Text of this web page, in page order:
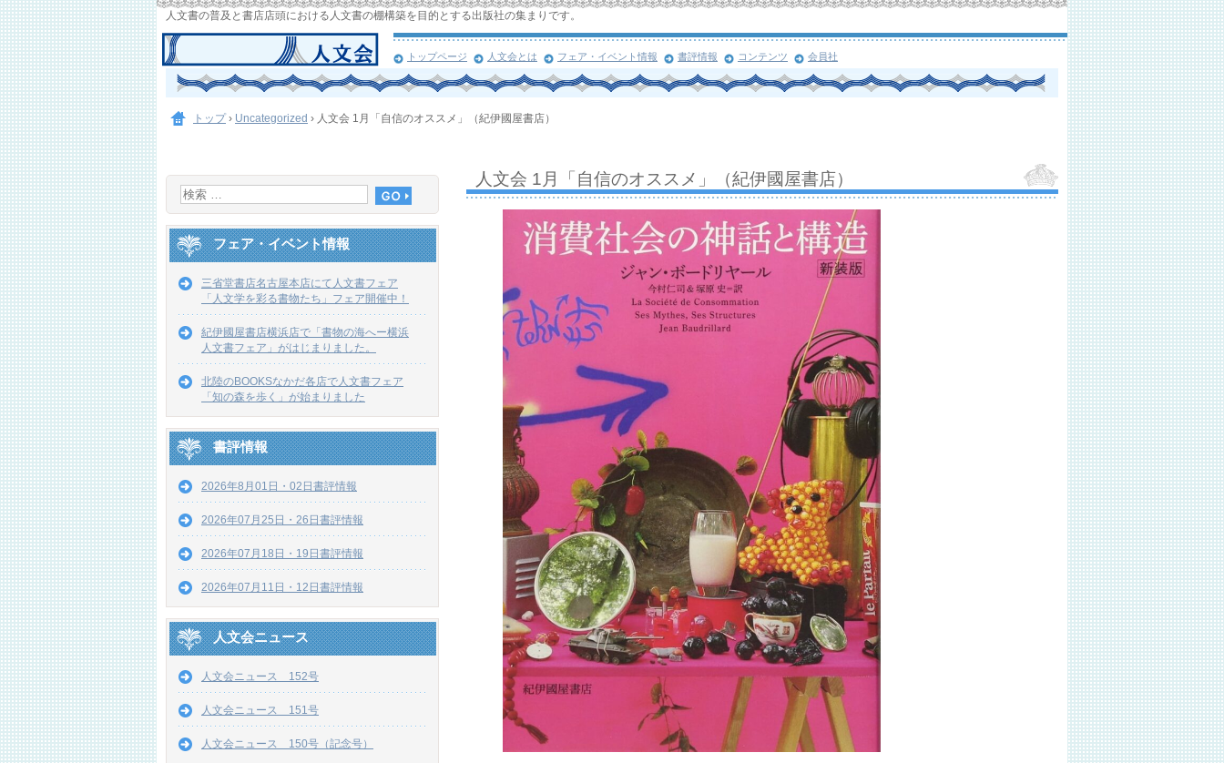
人文書の普及と書店店頭における人文書の棚構築を目的とする出版社の集まりです。
トップページ 人文会とは フェア・イベント情報 書評情報 コンテンツ 会員社
トップ › Uncategorized › 人文会 1月「自信のオススメ」（紀伊國屋書店）
人文会 1月「自信のオススメ」（紀伊國屋書店）
フェア・イベント情報
三省堂書店名古屋本店にて人文書フェア
「人文学を彩る書物たち」フェア開催中！
紀伊國屋書店横浜店で「書物の海へー横浜
人文書フェア」がはじまりました。
北陸のBOOKSなかだ各店で人文書フェア
「知の森を歩く」が始まりました
書評情報
2026年8月01日・02日書評情報
2026年07月25日・26日書評情報
2026年07月18日・19日書評情報
2026年07月11日・12日書評情報
人文会ニュース
人文会ニュース 152号
人文会ニュース 151号
人文会ニュース 150号（記念号）